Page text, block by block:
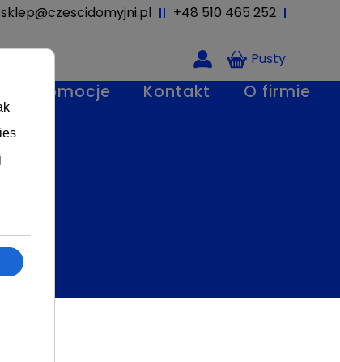
sklep@czescidomyjni.pl +48 510 465 252
Pusty
Promocje Kontakt O firmie